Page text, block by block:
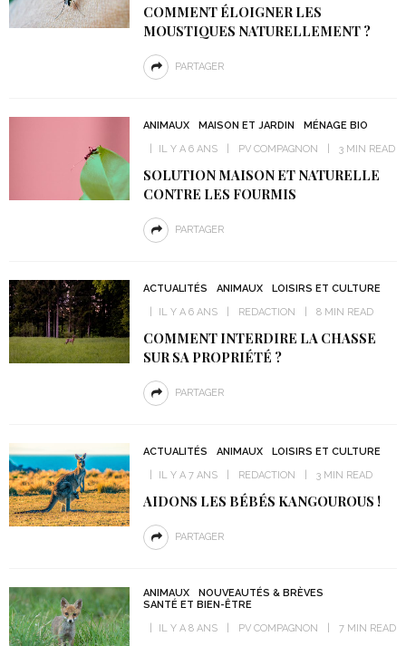
COMMENT ÉLOIGNER LES
MOUSTIQUES NATURELLEMENT ?
PARTAGER
ANIMAUX MAISON ET JARDIN
MÉNAGE BIO
IL Y A 6 ANS
PV COMPAGNON 3 MIN READ
SOLUTION MAISON ET NATURELLE
CONTRE LES FOURMIS
PARTAGER
ACTUALITÉS ANIMAUX
LOISIRS ET CULTURE
IL Y A 6 ANS
REDACTION 8 MIN READ
COMMENT INTERDIRE LA CHASSE
SUR SA PROPRIÉTÉ ?
PARTAGER
ACTUALITÉS ANIMAUX
LOISIRS ET CULTURE
IL Y A 7 ANS
REDACTION 3 MIN READ
AIDONS LES BÉBÉS KANGOUROUS !
PARTAGER
ANIMAUX
NOUVEAUTÉS & BRÈVES
SANTÉ ET BIEN-ÊTRE
IL Y A 8 ANS
PV COMPAGNON 7 MIN READ